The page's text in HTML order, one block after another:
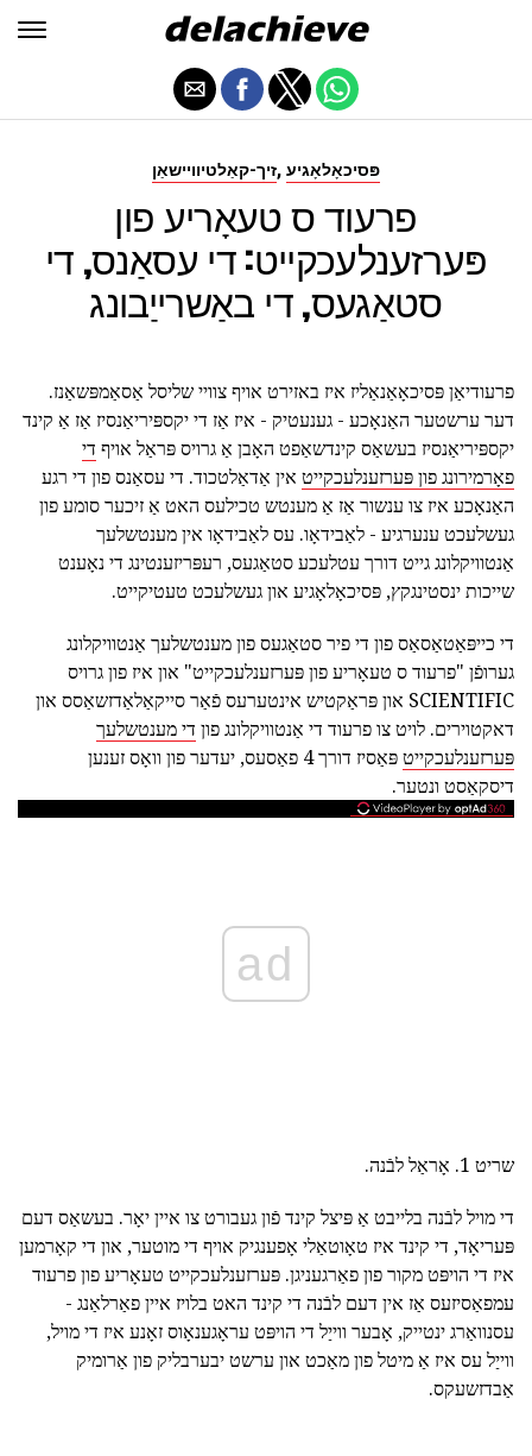
זיך-קאַלטיוויישאַן, פּסיכאָלאָגיע
פרעוד ס טעאָריע פון
פּערזענלעכקייט: די עסאַנס, די
סטאַגעס, די באַשרייַבונג
פרעודיאַן פּסיכאָאַנאַליז איז באזירט אויף צוויי שליסל אַסאַמפּשאַנז.
דער ערשטער האַנאָכע - גענעטיק - איז אַז די יקספּיריאַנסיז אַז אַ קינד
יקספּיריאַנסיז בעשאַס קינדשאַפט האָבן אַ גרויס פּראַל אויף די
פאָרמירונג פון פּערזענלעכקייט אין אַדאַלטכוד. די עסאַנס פון די רגע
האַנאָכע איז צו ענשור אַז אַ מענטש טכילעס האט אַ זיכער סומע פון
געשלעכט ענערגיע - לאַבידאָו. עס לאַבידאָו אין מענטשלעך
אַנטוויקלונג גייט דורך עטלעכע סטאַגעס, רעפּריזענטינג די נאָענט
שייכות ינסטינגקץ, פּסיכאָלאָגיע און געשלעכט טעטיקייט.
די כייפּאַטאַסאַס פון די פיר סטאַגעס פון מענטשלעך אַנטוויקלונג
גערופֿן "פרעוד ס טעאָריע פון פּערזענלעכקייט" און איז פון גרויס
SCIENTIFIC און פּראַקטיש אינטערעס פֿאַר סייקאַלאַדזשאַסס און
דאקטוירים. לויט צו פרעוד די אַנטוויקלונג פון די מענטשלעך
פּערזענלעכקייט
פּאַסיז דורך 4 פאַסעס, יעדער פון וואָס זענען
דיסקאַסט ונטער.
ad
שריט 1. אָראַל לבֿנה.
די מויל לבֿנה בלייבט אַ פּיצל קינד פֿון געבורט צו איין יאָר. בעשאַס דעם
פּעריאָד, די קינד איז טאָוטאַלי אָפענגיק אויף די מוטער, און די קאָרמען
איז די הויפּט מקור פון פאַרגעניגן. פּערזענלעכקייט טעאָריע פון פרעוד
עמפאַסיזעס אַז אין דעם לבֿנה די קינד האט בלויז איין פאַרלאַנג -
עסנוואַרג ינטייק, אָבער ווייַל די הויפּט עראָגענאָוס זאָנע איז די מויל,
ווייַל עס איז אַ מיטל פון מאַכט און ערשט יבערבליק פון אַרומיק
אַבדזשעקס.